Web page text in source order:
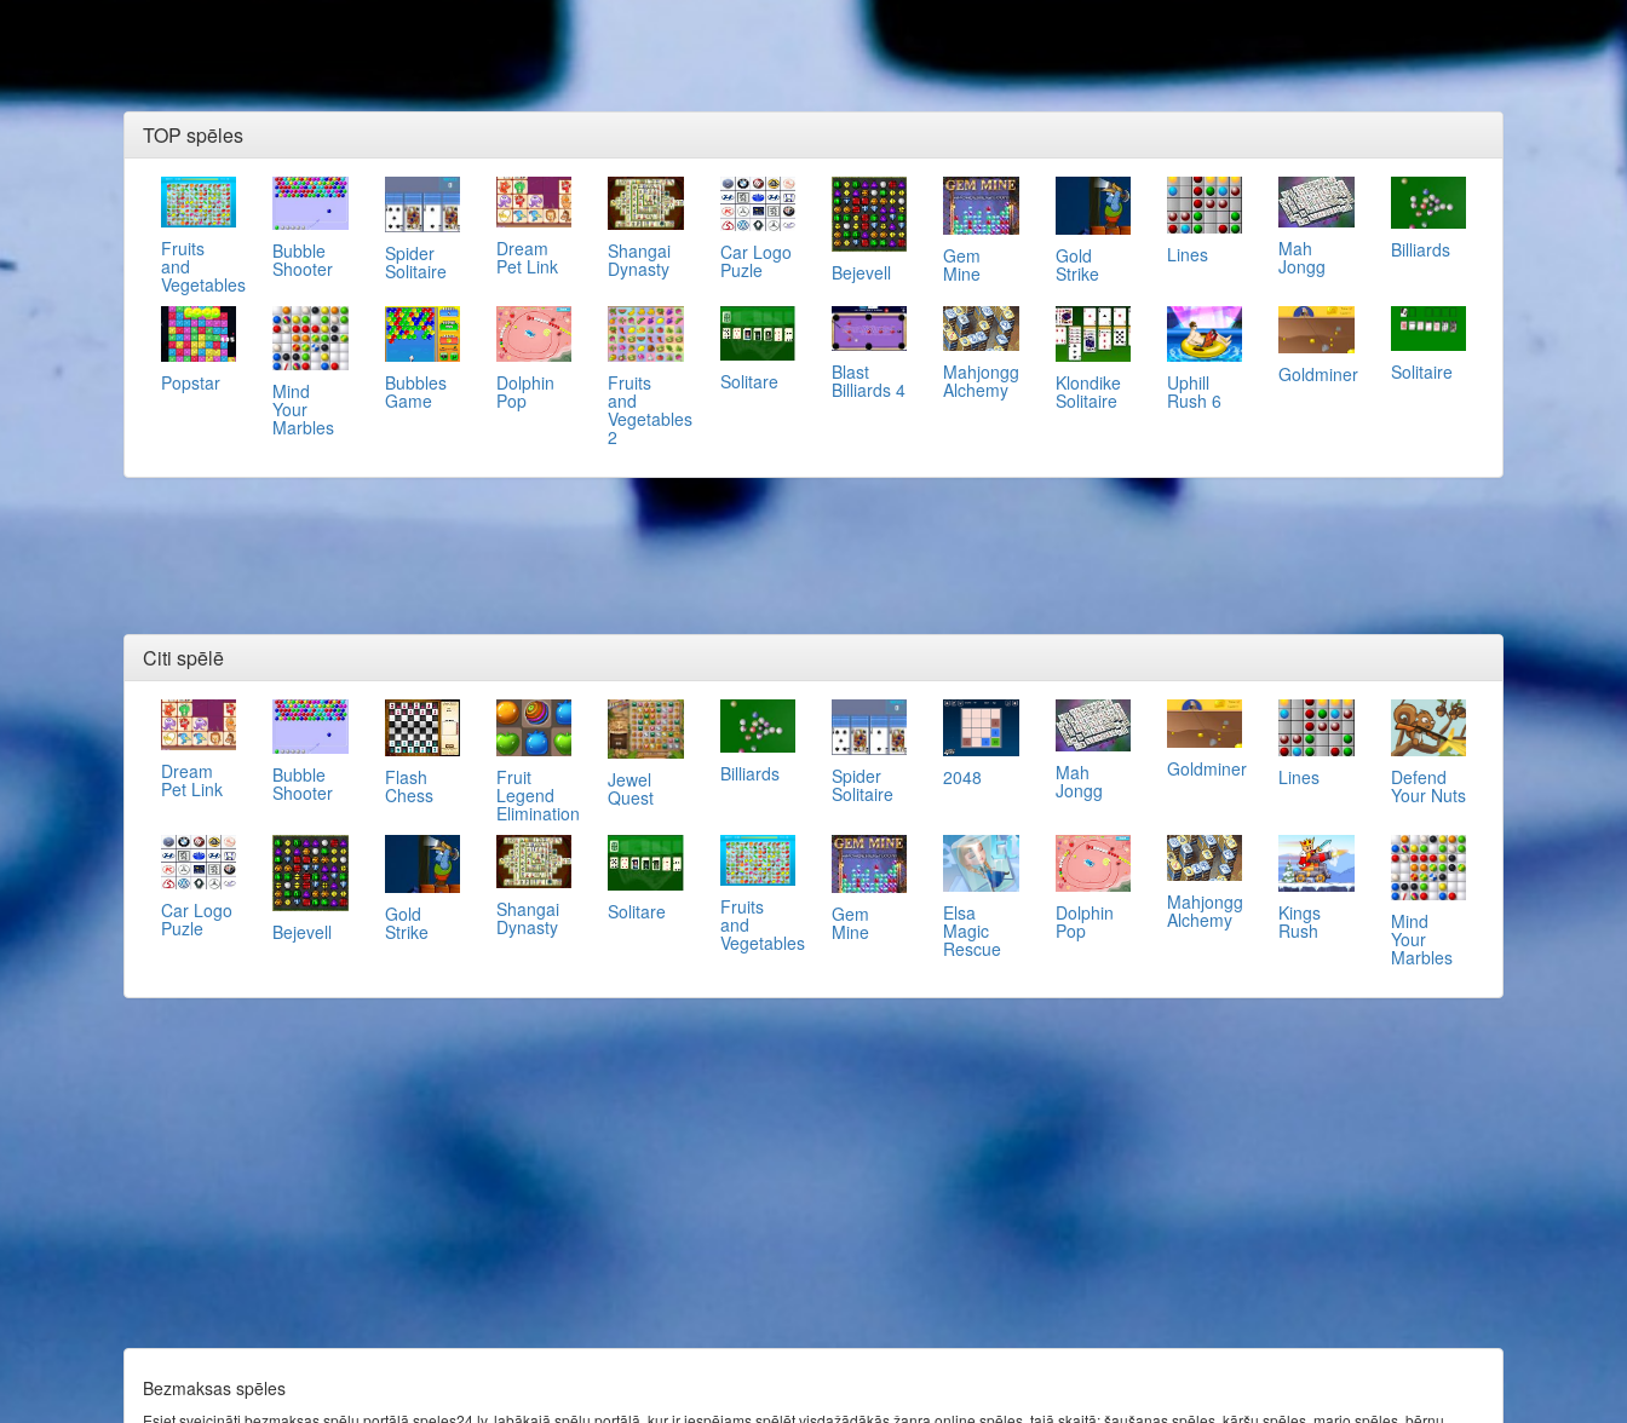
TOP spēles
Fruits
and
Vegetables
Bubble
Shooter
Spider
Solitaire
Dream
Pet Link
Shangai
Dynasty
Car Logo
Puzle Bejevell
Gem
Mine
Gold
Strike
Lines Mah
Jongg
Billiards
Popstar Mind
Your
Marbles
Bubbles
Game
Dolphin
Pop
Fruits
and
Vegetables
2
Solitare Blast
Billiards 4
Mahjongg
Alchemy Klondike
Solitaire
Uphill
Rush 6
Goldminer Solitaire
Citi spēlē
Dream
Pet Link
Bubble
Shooter
Flash
Chess
Fruit
Legend
Elimination
Jewel
Quest
Billiards Spider
Solitaire
2048 Mah
Jongg
Goldminer Lines Defend
Your Nuts
Car Logo
Puzle Bejevell
Gold
Strike
Shangai
Dynasty
Solitare Fruits
and
Vegetables
Gem
Mine
Elsa
Magic
Rescue
Dolphin
Pop
Mahjongg
Alchemy Kings
Rush Mind
Your
Marbles
Bezmaksas spēles